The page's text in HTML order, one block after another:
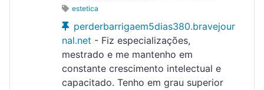
estetica
perderbarrigaem5dias380.bravejour
nal.net - Fiz especializações,
mestrado e me mantenho em
constante crescimento intelectual e
capacitado. Tenho em grau superior